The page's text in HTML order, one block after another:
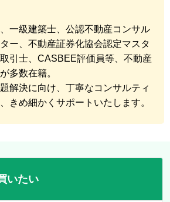
一級建築士、公認不動産コンサル
ー、不動産証券化協会認定マスタ
引士、CASBEE評価員等、不動産
多数在籍。
解決に向け、丁寧なコンサルティ
きめ細かくサポートいたします。
いたい